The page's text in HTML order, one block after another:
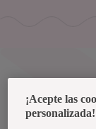
¡Acepte las
personalizada!